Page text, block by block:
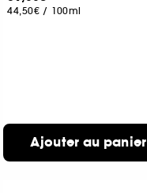
44,50€ / 100ml
Ajouter au panier